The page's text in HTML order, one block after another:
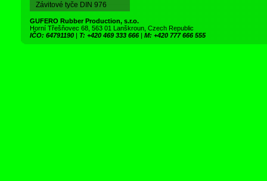
Závitové tyče DIN 976
GUFERO Rubber Production, s.r.o.
Horní Třešňovec 68, 563 01 Lanškroun, Czech Republic
IČO: 64791190 | T: +420 469 333 666 | M: +420 777 666 555